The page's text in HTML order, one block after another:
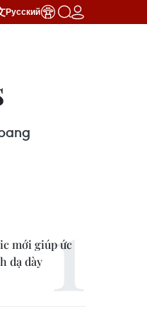
Русский
mới giúp ức
dạ dày